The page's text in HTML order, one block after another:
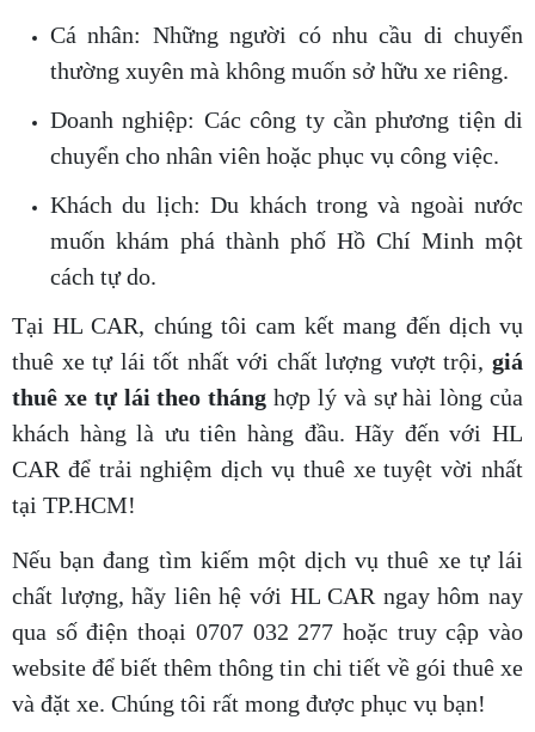
Cá nhân: Những người có nhu cầu di chuyển
thường xuyên mà không muốn sở hữu xe riêng.
Doanh nghiệp: Các công ty cần phương tiện di
chuyển cho nhân viên hoặc phục vụ công việc.
Khách du lịch: Du khách trong và ngoài nước
muốn khám phá thành phố Hồ Chí Minh một
cách tự do.
Tại HL CAR, chúng tôi cam kết mang đến dịch vụ
thuê xe tự lái tốt nhất với chất lượng vượt trội, giá
thuê xe tự lái theo tháng hợp lý và sự hài lòng của
khách hàng là ưu tiên hàng đầu. Hãy đến với HL
CAR để trải nghiệm dịch vụ thuê xe tuyệt vời nhất
tại TP.HCM!
Nếu bạn đang tìm kiếm một dịch vụ thuê xe tự lái
chất lượng, hãy liên hệ với HL CAR ngay hôm nay
qua số điện thoại 0707 032 277 hoặc truy cập vào
website để biết thêm thông tin chi tiết về gói thuê xe
và đặt xe. Chúng tôi rất mong được phục vụ bạn!